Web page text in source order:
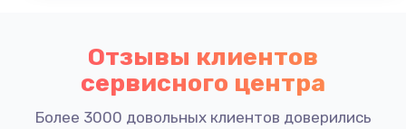
Ремонт любых моделей и годов выпуска
Отзывы клиентов
сервисного центра
Более 3000 довольных клиентов доверились